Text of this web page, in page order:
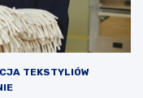
TEKSTYLIÓW